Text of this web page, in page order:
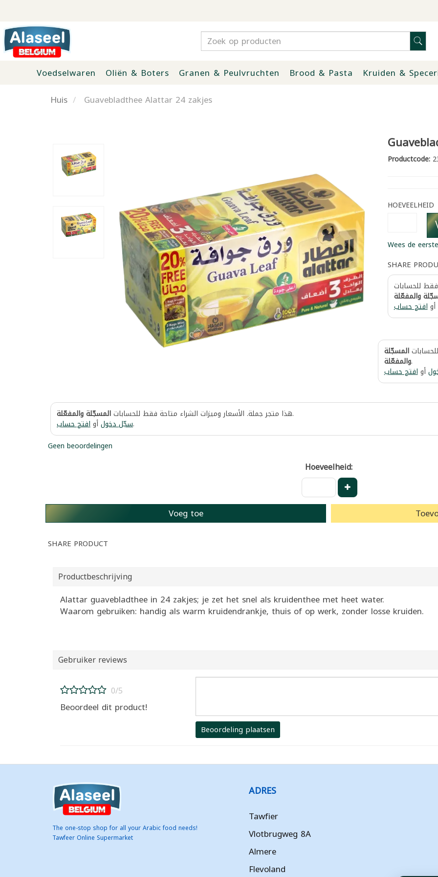
Voedselwaren Oliën & Boters Granen & Peulvruchten Brood & Pasta Kruiden &
Huis
Guavebladthee Alattar 24 zakjes
Productcode:
HOEVEELHEID
Wees de
SHARE
فقط للحسابات
والمفعّلة
أوافتح حساب
المسجّلة
والمفعّلة.
أوافتح حساب
هذا متجر جملة. الأسعار وميزات الشراء متاحة فقط للحساباتالمسجّلة والمفعّلة .
سجّل دخولأوافتح حساب
.
Geen beoordelingen
Hoeveelheid:
Voeg toe
SHARE PRODUCT
Productbeschrijving
Alattar guavebladthee in 24 zakjes; je zet het snel als kruidenthee met heet water.
Waarom gebruiken: handig als warm kruidendrankje, thuis of op werk, zonder losse kruiden.
Gebruiker reviews
0/5
Beoordeel dit product!
Beoordeling plaatsen
The one-stop shop for all your Arabic food needs!
Tawfeer Online Supermarket
ADRES
Tawfier
Vlotbrugweg 8A
Almere
Flevoland